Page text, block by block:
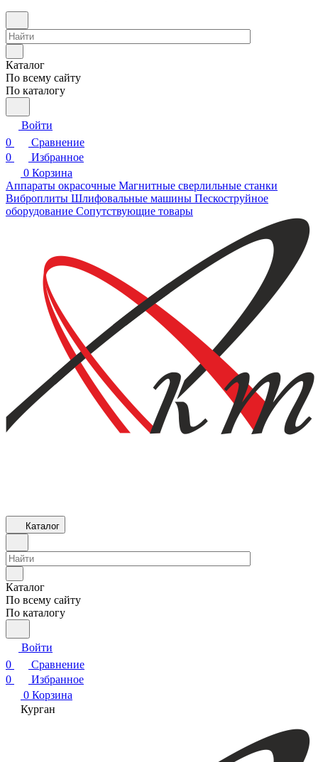
Каталог
По всему сайту
По каталогу
Войти
0
Сравнение
0
Избранное
0 Корзина
Аппараты окрасочные Магнитные сверлильные станки
Виброплиты Шлифовальные машины Пескоструйное
оборудование Сопутствующие товары
Каталог
Каталог
По всему сайту
По каталогу
Войти
0
Сравнение
0
Избранное
0 Корзина
Курган